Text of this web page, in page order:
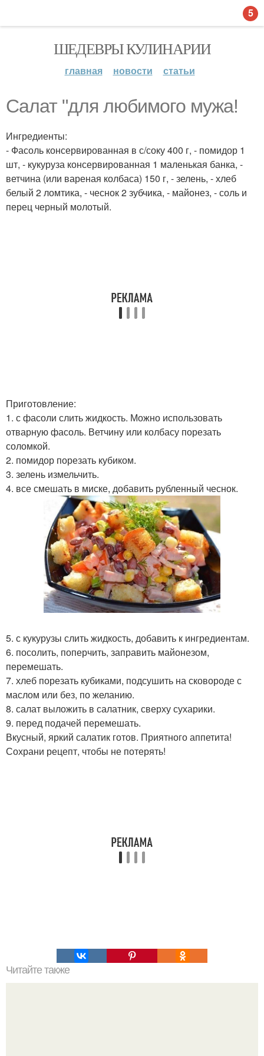
ШЕДЕВРЫ КУЛИНАРИИ
главная новости статьи
Салат "для любимого мужа!
Ингредиенты:
- Фасоль консервированная в с/соку 400 г, - помидор 1
шт, - кукуруза консервированная 1 маленькая банка, -
ветчина (или вареная колбаса) 150 г, - зелень, - хлеб
белый 2 ломтика, - чеснок 2 зубчика, - майонез, - соль и
перец черный молотый.
Приготовление:
1. с фасоли слить жидкость. Можно использовать
отварную фасоль. Ветчину или колбасу порезать
соломкой.
2. помидор порезать кубиком.
3. зелень измельчить.
4. все смешать в миске, добавить рубленный чеснок.
5. с кукурузы слить жидкость, добавить к ингредиентам.
6. посолить, поперчить, заправить майонезом,
перемешать.
7. хлеб порезать кубиками, подсушить на сковороде с
маслом или без, по желанию.
8. салат выложить в салатник, сверху сухарики.
9. перед подачей перемешать.
Вкусный, яркий салатик готов. Приятного аппетита!
Сохрани рецепт, чтобы не потерять!
Читайте также
5